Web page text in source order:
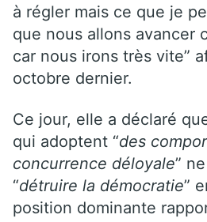
à régler mais ce que je
que nous allons avancer
car nous irons très vite”
octobre dernier.
Ce jour, elle a déclaré
qui adoptent “des
concurrence déloyale”
“détruire la démocratie”
position dominante